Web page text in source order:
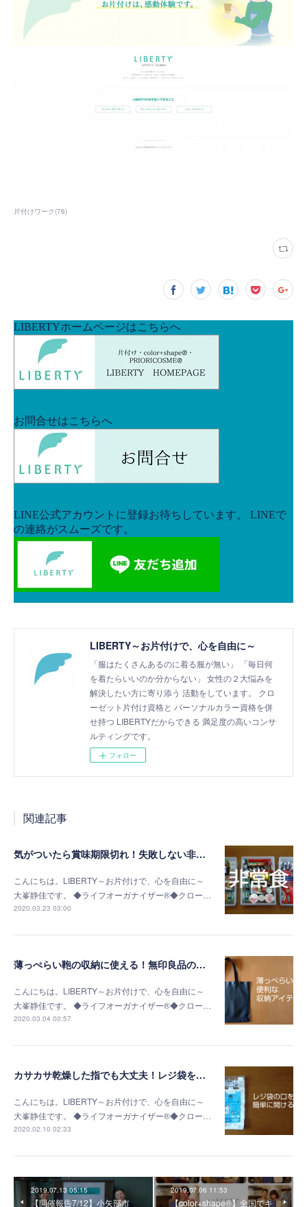
片付けワーク(76)
LIBERTY～お片付けで、心を自由に～
「服はたくさんあるのに着る服が無い」 「毎日何
を着たらいいのか分からない」 女性の２大悩みを
解決したい方に寄り添う 活動をしています。 クロ
ーゼット片付け資格と パーソナルカラー資格を併
せ持つ LIBERTYだからできる 満足度の高いコンサ
ルティングです。
フォロー
関連記事
気がついたら賞味期限切れ！失敗しない非常食の選び方
こんにちは。LIBERTY～お片付けで、心を自由に～
大峯静佳です。 ◆ライフオーガナイザー®◆クロー…
2020.03.23 03:00
薄っぺらい鞄の収納に使える！無印良品の書類ケース
こんにちは。LIBERTY～お片付けで、心を自由に～
大峯静佳です。 ◆ライフオーガナイザー®◆クロー…
2020.03.04 00:57
カサカサ乾燥した指でも大丈夫！レジ袋を簡単に開く方法
こんにちは。LIBERTY～お片付けで、心を自由に～
大峯静佳です。 ◆ライフオーガナイザー®◆クロー…
2020.02.10 02:33
2019.07.13 05:15
【開催報告7/12】小矢部市
2019.07.06 11:53
【color+shape®】全国でキ